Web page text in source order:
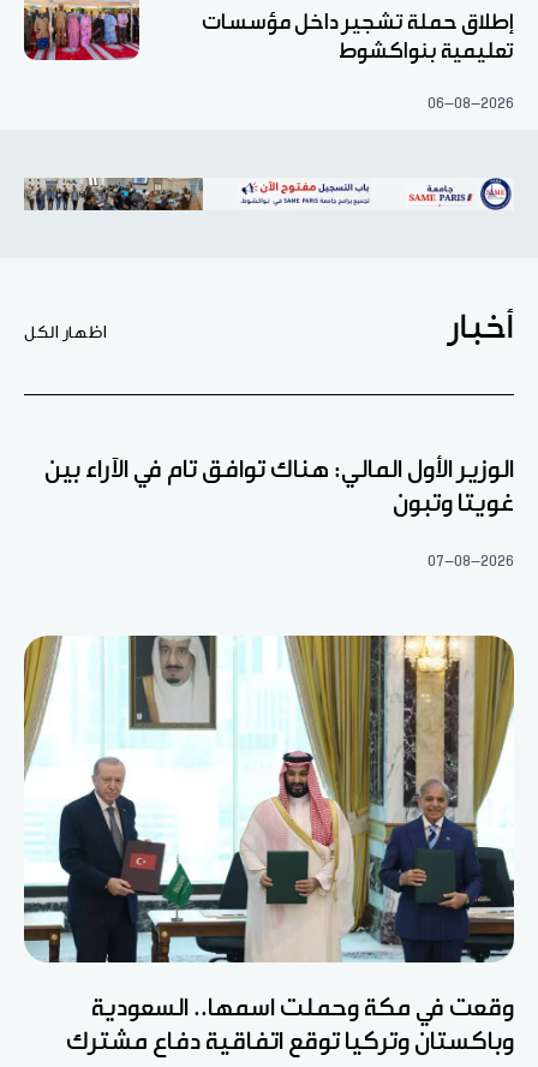
إطلاق حملة تشجير داخل مؤسسات
تعليمية بنواكشوط
06-08-2026
أخبار اظهار الكل
الوزير الأول المالي: هناك توافق تام في الآراء بين
غويتا وتبون
07-08-2026
وقعت في مكة وحملت اسمها.. السعودية
وباكستان وتركيا توقع اتفاقية دفاع مشترك